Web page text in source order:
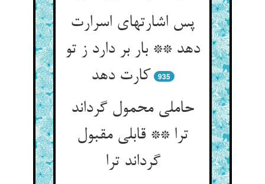
پس اشارتهای اسرارت
دهد ** بار بر دارد ز تو
کارت دهد
935
حاملی محمول گرداند
ترا ** قابلی مقبول
گرداند ترا